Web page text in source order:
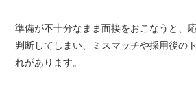
準備が不十分なまま面接をおこなうと、
判断してしまい、ミスマッチや採用後の
れがあります。